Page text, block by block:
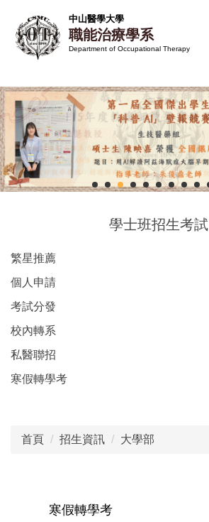
到
主
區
中山醫學大學
職能治療學系
Department of Occupational Therapy
學士班招生考試
繁星推薦
個人申請
考試分發
校內轉系
私醫聯招
寒假轉學考
首頁 招生資訊 大學部
寒假轉學考